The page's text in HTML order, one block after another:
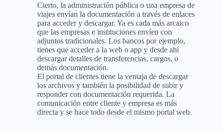
Cierto, la administración pública o una empresa de
viajes envían la documentación a través de enlaces
para acceder y descargar. Ya es cada más arcaico
que las empresas e instituciones envíen con
adjuntos tradicionales. Los bancos por ejemplo,
tienes que acceder a la web o app y desde ahí
descargar detalles de transferencias, cargos, o
demás documentación.
El portal de clientes tiene la ventaja de descargar
los archivos y también la posibilidad de subir y
responder con documentación requerida. La
comunicación entre cliente y empresa es más
directa y se hace todo desde el mismo portal web.